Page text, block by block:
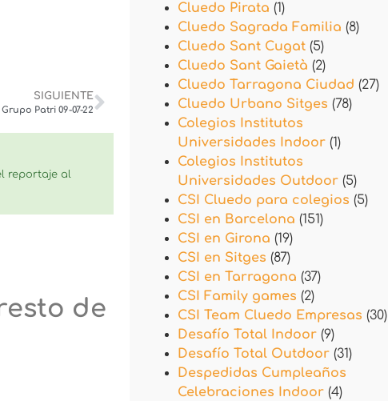
SIGUIENTE
Patri 09-07-22
reportaje al
de
Cluedo Pirata (1)
Cluedo Sagrada Familia (8)
Cluedo Sant Cugat (5)
Cluedo Sant Gaietà (2)
Cluedo Tarragona Ciudad (27)
Cluedo Urbano Sitges (78)
Colegios Institutos
Universidades Indoor (1)
Colegios Institutos
Universidades Outdoor (5)
CSI Cluedo para colegios (5)
CSI en Barcelona (151)
CSI en Girona (19)
CSI en Sitges (87)
CSI en Tarragona (37)
CSI Family games (2)
CSI Team Cluedo Empresas (30)
Desafío Total Indoor (9)
Desafío Total Outdoor (31)
Despedidas Cumpleaños
Celebraciones Indoor (4)